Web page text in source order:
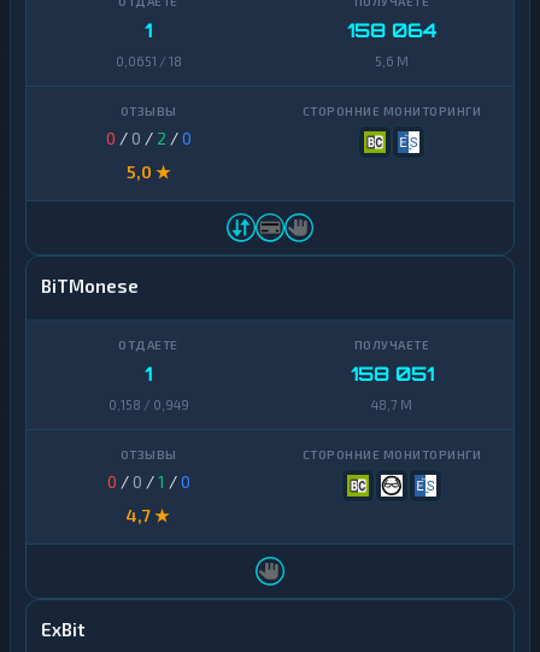
1
0,0651 / 18
158 064
5,6 M
0 / 0 / 2 /0
5,0 ★
BiTMonese
1
0,158 / 0,949
158 051
48,7 M
0 / 0 /1 /0
4,7 ★
ExBit